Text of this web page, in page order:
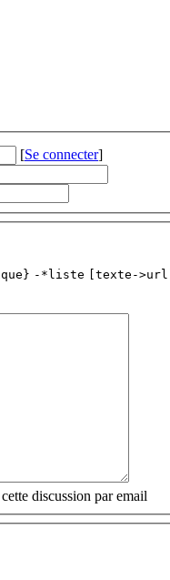
[Se connecter]
-*liste [texte->url]
discussion par email